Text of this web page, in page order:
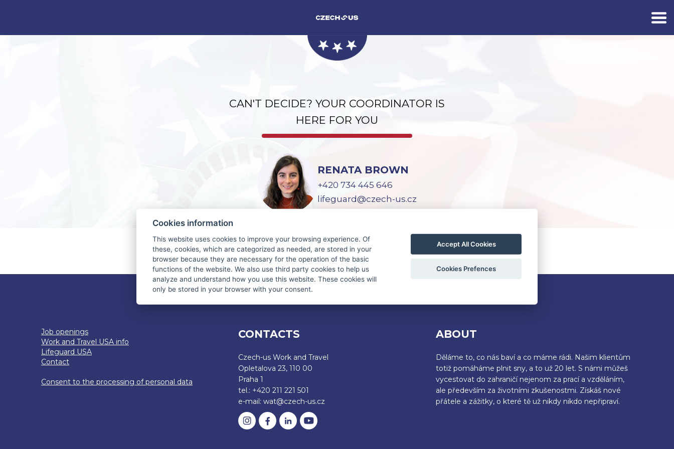
CAN'T DECIDE? YOUR COORDINATOR IS
HERE FOR YOU
RENATA BROWN
+420 734 445 646
lifeguard@czech-us.cz
YOU DON'T HAVE AN APPLICATION FOR WORK AND TRAVEL USA?
Job openings
Work and Travel USA info
Lifeguard USA
Contact
Consent to the processing of personal data
CONTACTS
Czech-us Work and Travel
Opletalova 23, 110 00
Praha 1
tel.: +420 211 221 501
e-mail: wat@czech-us.cz
ABOUT
Děláme to, co nás baví a co máme rádi. Našim klientům
totiž pomáháme plnit sny, a to už 20 let. S námi můžeš
vycestovat do zahraničí nejenom za prací a vzděláním,
ale především za životními zkušenostmi. Získáš nové
přátele a zážitky, o které tě už nikdy nikdo nepřipraví.
Cookies information
This website uses cookies to improve your browsing experience. Of
these, cookies, which are categorized as needed, are stored in your
browser because they are necessary for the operation of the basic
functions of the website. We also use third party cookies to help us
analyze and understand how you use this website. These cookies will
only be stored in your browser with your consent.
Accept All Cookies
Cookies Prefences